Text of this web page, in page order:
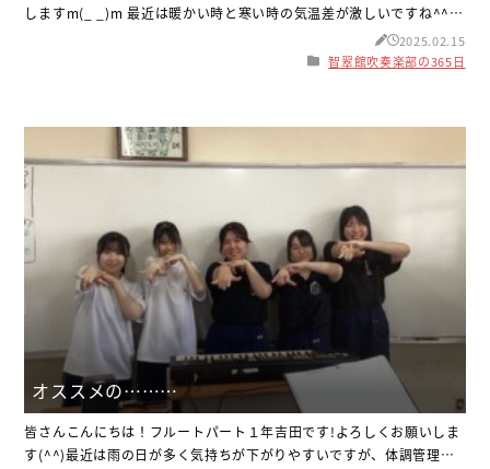
しますm(_ _)m 最近は暖かい時と寒い時の気温差が激しいですね^^;
体調管理をしっかりして元気に過ごしましょう！ さて、話は変わりま
すが、私は先日の自主練習で１年ハイウッドの小林さんと一緒にロー
2025.02.15
智翠館吹奏楽部の365日
オススメの………
皆さんこんにちは！フルートパート１年吉田です!よろしくお願いしま
す(^^)最近は雨の日が多く気持ちが下がりやすいですが、体調管理を